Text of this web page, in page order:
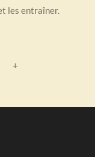
les entraîner.
+